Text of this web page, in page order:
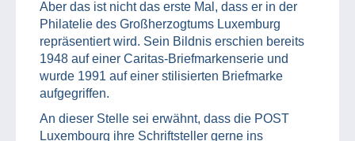
Aber das ist nicht das erste Mal, dass er in der
Philatelie des Großherzogtums Luxemburg
repräsentiert wird. Sein Bildnis erschien bereits
1948 auf einer Caritas-Briefmarkenserie und
wurde 1991 auf einer stilisierten Briefmarke
aufgegriffen.
An dieser Stelle sei erwähnt, dass die POST
Luxembourg ihre Schriftsteller gerne ins